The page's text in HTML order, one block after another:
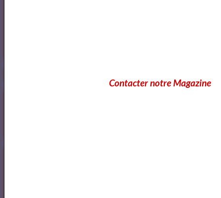
Contacter notre Magazine